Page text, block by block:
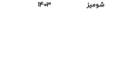
شومیز 1403